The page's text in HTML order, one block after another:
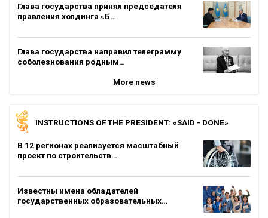
Глава государства принял председателя
правления холдинга «Б…
Глава государства направил телеграмму
соболезнования родным…
More news
INSTRUCTIONS OF THE PRESIDENT: «SAID - DONE»
В 12 регионах реализуется масштабный
проект по строительств…
Известны имена обладателей
государственных образовательных…